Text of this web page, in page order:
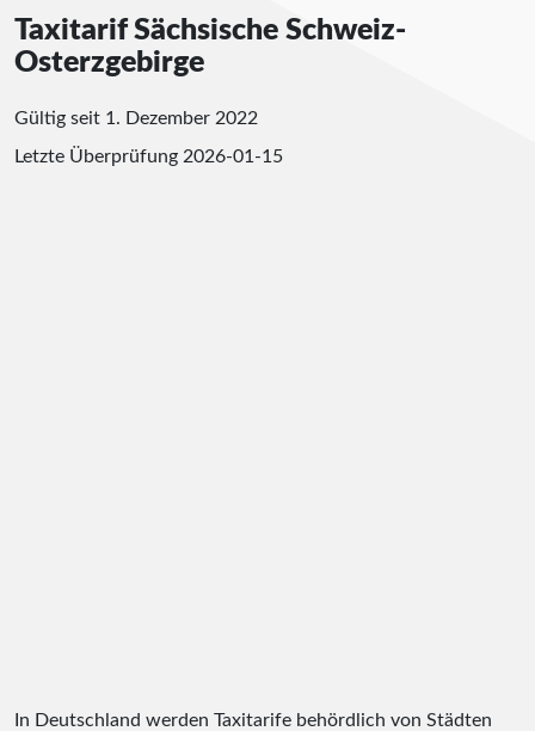
Taxitarif Sächsische Schweiz-
Osterzgebirge
Gültig seit 1. Dezember 2022
Letzte Überprüfung 2026-01-15
In Deutschland werden Taxitarife behördlich von Städten